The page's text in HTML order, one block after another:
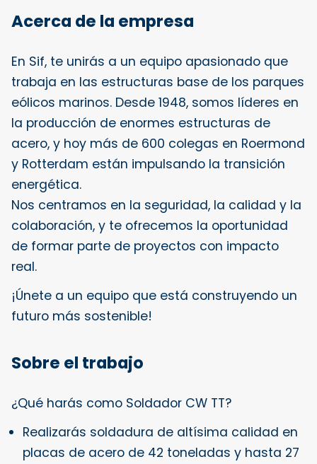
Acerca de la empresa
En Sif, te unirás a un equipo apasionado que
trabaja en las estructuras base de los parques
eólicos marinos. Desde 1948, somos líderes en
la producción de enormes estructuras de
acero, y hoy más de 600 colegas en Roermond
y Rotterdam están impulsando la transición
energética.
Nos centramos en la seguridad, la calidad y la
colaboración, y te ofrecemos la oportunidad
de formar parte de proyectos con impacto
real.
¡Únete a un equipo que está construyendo un
futuro más sostenible!
Sobre el trabajo
¿Qué harás como Soldador CW TT?
Realizarás soldadura de altísima calidad en
placas de acero de 42 toneladas y hasta 27